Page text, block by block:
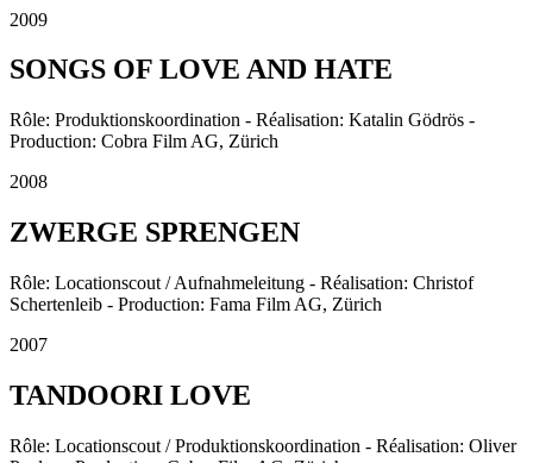
2009
SONGS OF LOVE AND HATE
Rôle: Produktionskoordination - Réalisation: Katalin Gödrös -
Production: Cobra Film AG, Zürich
2008
ZWERGE SPRENGEN
Rôle: Locationscout / Aufnahmeleitung - Réalisation: Christof
Schertenleib - Production: Fama Film AG, Zürich
2007
TANDOORI LOVE
Rôle: Locationscout / Produktionskoordination - Réalisation: Oliver